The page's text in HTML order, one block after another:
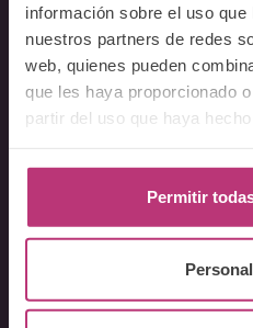
información sobre el uso
nuestros partners de redes
web, quienes pueden
que les haya proporcionado
partir del uso que haya
Permitir
Preguntas
Conferencia Neurociencia
Fundamentos en
Herramientas de